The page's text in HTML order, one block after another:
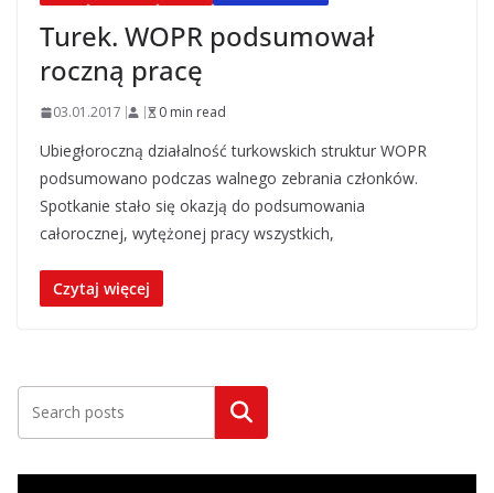
Turek. WOPR podsumował
roczną pracę
03.01.2017 0 min read
Ubiegłoroczną działalność turkowskich struktur WOPR
podsumowano podczas walnego zebrania członków.
Spotkanie stało się okazją do podsumowania
całorocznej, wytężonej pracy wszystkich,
Czytaj więcej
Szukaj